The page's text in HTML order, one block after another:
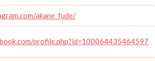
akane_fude/
profile.php?id=100064435464597